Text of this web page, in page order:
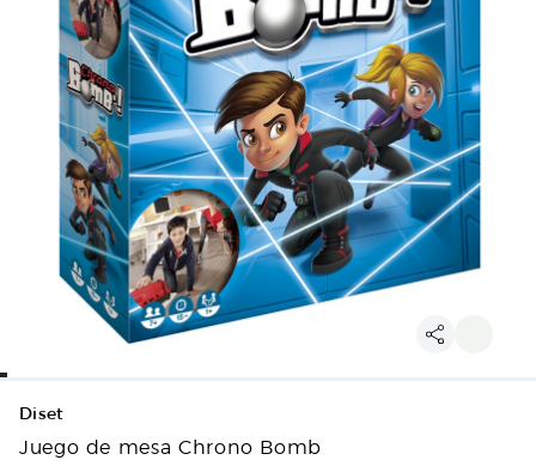
Diset
Juego de mesa Chrono Bomb